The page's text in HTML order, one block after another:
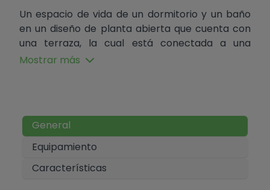
Un espacio de vida de un dormitorio y un baño
en un diseño de planta abierta que cuenta con
una terraza, la cual está conectada a una
amplia sala de estar y una cocina de estilo
El edificio de apartamentos, bien cuidado, tiene
dos jardines comunitarios, uno de los cuales está
en primera línea con un área de estar al aire
libre, ducha exterior y un césped bien
Mostrar más
General
Equipamiento
Características